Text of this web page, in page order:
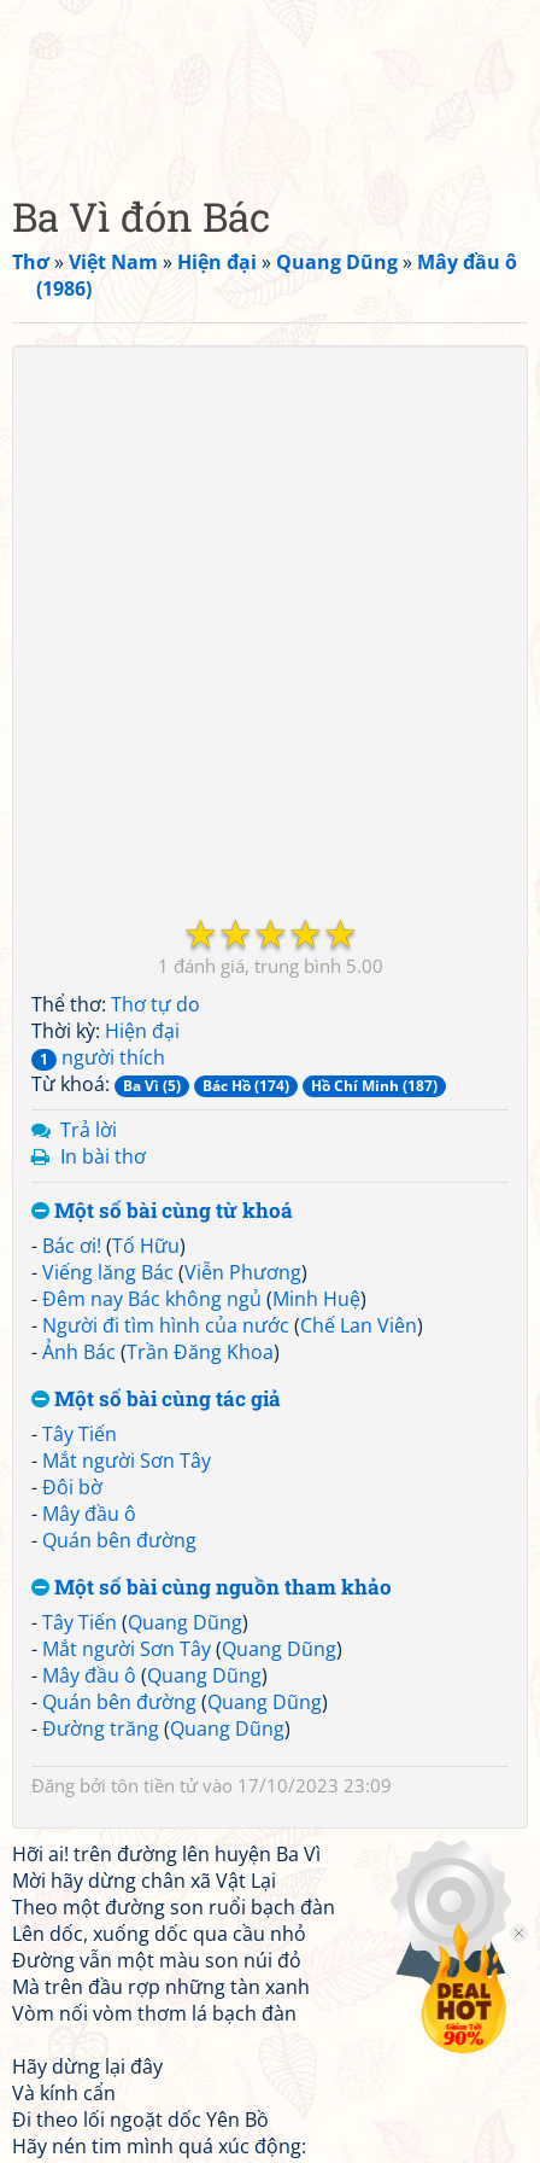
Ba Vì đón Bác
Thơ»Việt Nam » Hiện đại » Quang Dũng» Mây đầu ô
(1986)
☆
☆
☆
☆
☆
1 5.00
Thể thơ: Thơ tự do
Thời kỳ: Hiện đại
1
người thích
Từ khoá:
Ba Vì (5) Bác Hồ (174) Hồ Chí Minh (187)
Trả lời
In bài thơ
Một số bài cùng từ khoá
- Bác ơi! (Tố Hữu)
-Viếng lăng Bác (Viễn Phương)
-Đêm nay Bác không ngủ (Minh Huệ)
- Người đi tìm hình của nước (Chế Lan Viên)
-Ảnh Bác (Trần Đăng Khoa)
Một số bài cùng tác giả
-Tây Tiến
- Mắt người Sơn Tây
-Đôi bờ
- Mây đầu ô
- Quán bên đường
Một số bài cùng nguồn tham khảo
-Tây Tiến (Quang Dũng)
- Mắt người Sơn Tây(Quang Dũng)
- Mây đầu ô (Quang Dũng)
- Quán bên đường(Quang Dũng)
-Đường trăng(Quang Dũng)
Đăng bởi tôn tiền tửvào 17/10/2023 23:09
Hỡi ai! trên đường lên huyện Ba Vì
Mời hãy dừng chân xã Vật Lại
Theo một đường son ruổi bạch đàn
Lên dốc, xuống dốc qua cầu nhỏ
Đường vẫn một màu son núi đỏ
Mà trên đầu rợp những tàn xanh
Vòm nối vòm thơm lá bạch đàn
Hãy dừng lại đây
Và kính cẩn
Đi theo lối ngoặt dốc Yên Bồ
Hãy nén tim mình quá xúc động: